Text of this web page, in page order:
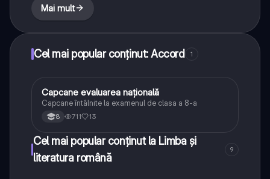
Mai mult
Cel mai popular conținut: Accord 1
Limba și literatura română
Capcane evaluarea națională
Capcane întâlnite la examenul de clasa a 8-a
8 711 13
Cel mai popular conținut la Limba și
literatura română
9